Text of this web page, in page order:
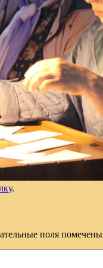
.
поля